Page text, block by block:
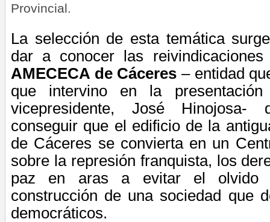
Provincial.
La selección de esta temática
dar a conocer las
AMECECA de Cáceres – entidad
que intervino en la
vicepresidente, José Hinojosa-
conseguir que el edificio de la
de Cáceres se convierta en un
sobre la represión franquista, los
paz en aras aevitar el olvido
construcción de una sociedad que
democráticos.